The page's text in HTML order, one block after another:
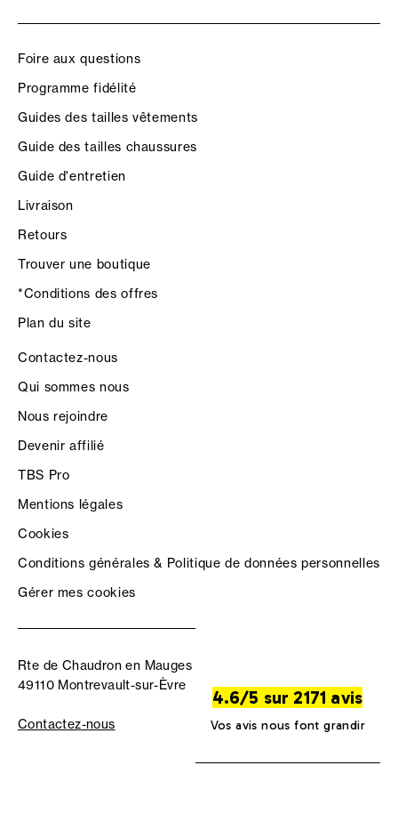
Foire aux questions
Programme fidélité
Guides des tailles vêtements
Guide des tailles chaussures
Guide d'entretien
Livraison
Retours
Trouver une boutique
*Conditions des offres
Plan du site
Contactez-nous
Qui sommes nous
Nous rejoindre
Devenir affilié
TBS Pro
Mentions légales
Cookies
Conditions générales & Politique de données personnelles
Gérer mes cookies
Rte de Chaudron en Mauges
49110 Montrevault-sur-Èvre
Contactez-nous
4.6/5 sur 2171 avis
Vos avis nous font grandir